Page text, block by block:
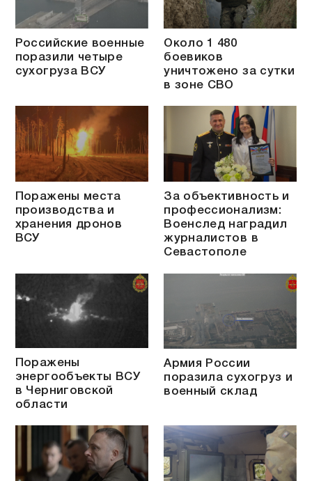
Российские военные
поразили четыре
сухогруза ВСУ
Около 1 480
боевиков
уничтожено за сутки
в зоне СВО
Поражены места
производства и
хранения дронов
ВСУ
За объективность и
профессионализм:
Военслед наградил
журналистов в
Севастополе
Поражены
энергообъекты ВСУ
в Черниговской
области
Армия России
поразила сухогруз и
военный склад